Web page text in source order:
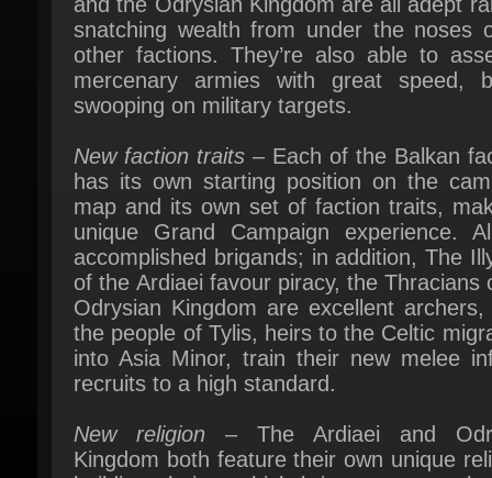
mercenary armies with great speed,
swooping on military targets.
New faction traits– Each of the Balkan
has its own starting position on the
map and its own set of faction traits,
unique Grand Campaign experience.
accomplished brigands; in addition, The
of the Ardiaei favour piracy, the Thracians
Odrysian Kingdom are excellent archers,
the people of Tylis, heirs to the Celtic
into Asia Minor, train their new melee
recruits to a high standard.
New religion – The Ardiaei and
Kingdom both feature their own unique
and effects to their campaign gameplay.